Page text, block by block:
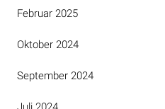
Februar 2025
Oktober 2024
September 2024